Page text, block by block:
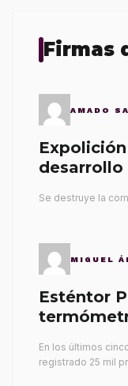
Firmas
AMADO
desarrollo
Se destruye la
MIGUEL
Esténtor
En los últimos
registrado 25 mil